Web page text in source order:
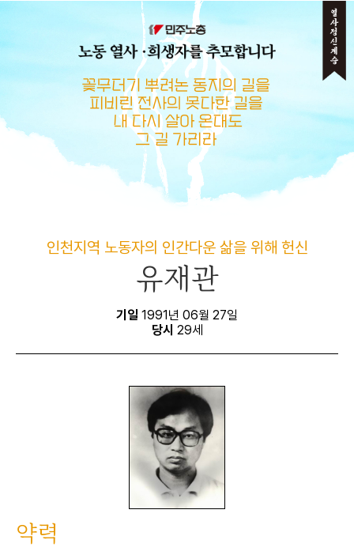
메뉴 건너뛰기
인천지역 노동자의 인간다운 삶을 위해 헌신
유재관
기일 1991년 06월 27일
당시 29세
약력